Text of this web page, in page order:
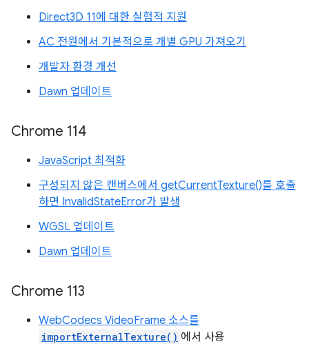
Direct3D 11에 대한 실험적 지원
AC 전원에서 기본적으로 개별 GPU 가져오기
개발자 환경 개선
Dawn 업데이트
Chrome 114
JavaScript 최적화
구성되지 않은 캔버스에서 getCurrentTexture()를 호출
하면 InvalidStateError가 발생
WGSL 업데이트
Dawn 업데이트
Chrome 113
WebCodecs VideoFrame 소스를
importExternalTexture() 에서 사용